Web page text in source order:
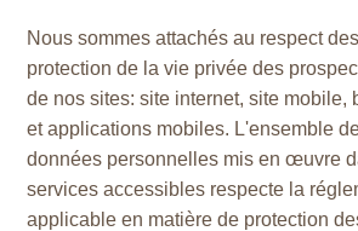
Nous sommes attachés au respect
protection de la vie privée des
de nos sites: site internet, site mobile,
et applications mobiles. L'ensemble
données personnelles mis en œuvre
services accessibles respecte la
applicable en matière de protection